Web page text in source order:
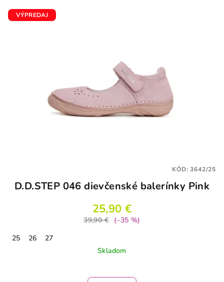
VÝPREDAJ
D.D.STEP 046 dievčenské balerínky Pink
25,90 €
39,90 €
(–35 %)
25
26
27
Skladom
KÓD:3642/25